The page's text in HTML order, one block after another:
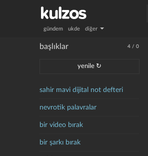
gündem ukde diğer
4 /0
başlıklar
yenile ↻
sahir mavi dijital not defteri
nevrotik palavralar
bir video bırak
bir şarkı bırak